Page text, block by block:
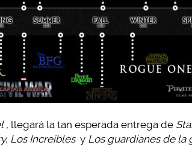
, llegará la tan esperada entrega de
Los Increíbles y Los guardianes de la